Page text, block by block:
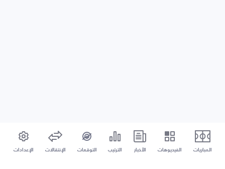
المباريات الفيديوهات الأخبار الترتيب التوقعات الإنتقالات الإعدادات